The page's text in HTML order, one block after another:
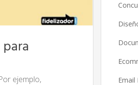
ejemplo,
Email